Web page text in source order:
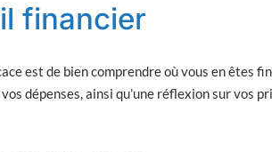
financier
est de bien comprendre où vous en êtes
dépenses, ainsi qu’une réflexion sur vos